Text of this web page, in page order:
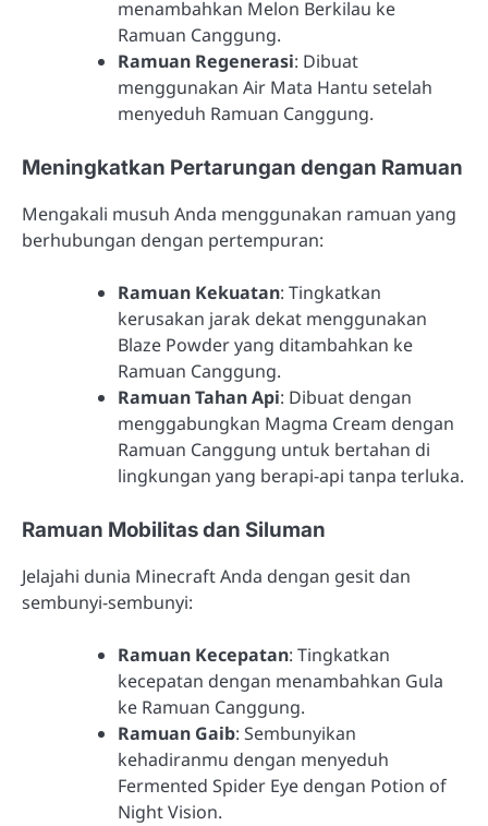
menambahkan Melon Berkilau ke
Ramuan Canggung.
Ramuan Regenerasi: Dibuat
menggunakan Air Mata Hantu setelah
menyeduh Ramuan Canggung.
Meningkatkan Pertarungan dengan Ramuan
Mengakali musuh Anda menggunakan ramuan yang
berhubungan dengan pertempuran:
Ramuan Kekuatan: Tingkatkan
kerusakan jarak dekat menggunakan
Blaze Powder yang ditambahkan ke
Ramuan Canggung.
Ramuan Tahan Api: Dibuat dengan
menggabungkan Magma Cream dengan
Ramuan Canggung untuk bertahan di
lingkungan yang berapi-api tanpa terluka.
Ramuan Mobilitas dan Siluman
Jelajahi dunia Minecraft Anda dengan gesit dan
sembunyi-sembunyi:
Ramuan Kecepatan: Tingkatkan
kecepatan dengan menambahkan Gula
ke Ramuan Canggung.
Ramuan Gaib: Sembunyikan
kehadiranmu dengan menyeduh
Fermented Spider Eye dengan Potion of
Night Vision.